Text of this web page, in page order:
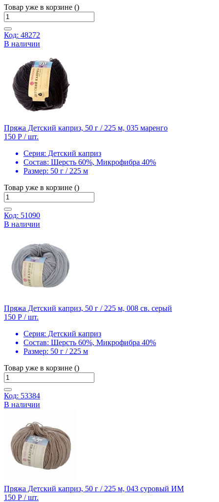
Товар уже в корзине ()
Код: 48272
В наличии
Пряжа Детский каприз, 50 г / 225 м, 035 маренго
150 Р / шт.
Серия: Детский каприз
Состав: Шерсть 60%, Микрофибра 40%
Размер: 50 г / 225 м
Товар уже в корзине ()
Код: 51090
В наличии
Пряжа Детский каприз, 50 г / 225 м, 008 св. серый
150 Р / шт.
Серия: Детский каприз
Состав: Шерсть 60%, Микрофибра 40%
Размер: 50 г / 225 м
Товар уже в корзине ()
Код: 53384
В наличии
Пряжа Детский каприз, 50 г / 225 м, 043 суровый ИМ
150 Р / шт.